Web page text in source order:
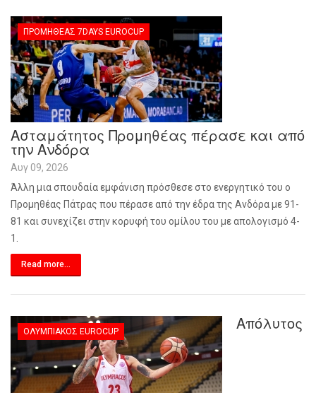
ΠΡΟΜΗΘΈΑΣ 7DAYS EUROCUP
Ασταμάτητος Προμηθέας πέρασε και από
την Ανδόρα
Αυγ 09, 2026
Άλλη μια σπουδαία εμφάνιση πρόσθεσε στο ενεργητικό του ο
Προμηθέας Πάτρας που πέρασε από την έδρα της Ανδόρα με 91-
81 και συνεχίζει στην κορυφή του ομίλου του με απολογισμό 4-
1.
Read more...
ΟΛΥΜΠΙΑΚΌΣ EUROCUP Απόλυτος